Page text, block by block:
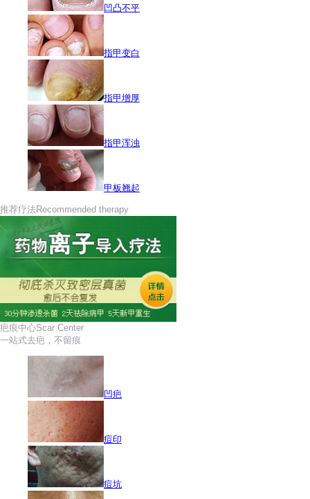
凹凸不平
指甲变白
指甲增厚
指甲浑浊
甲板翘起
推荐疗法Recommended therapy
疤痕中心Scar Center
一站式去疤，不留痕
凹疤
痘印
痘坑